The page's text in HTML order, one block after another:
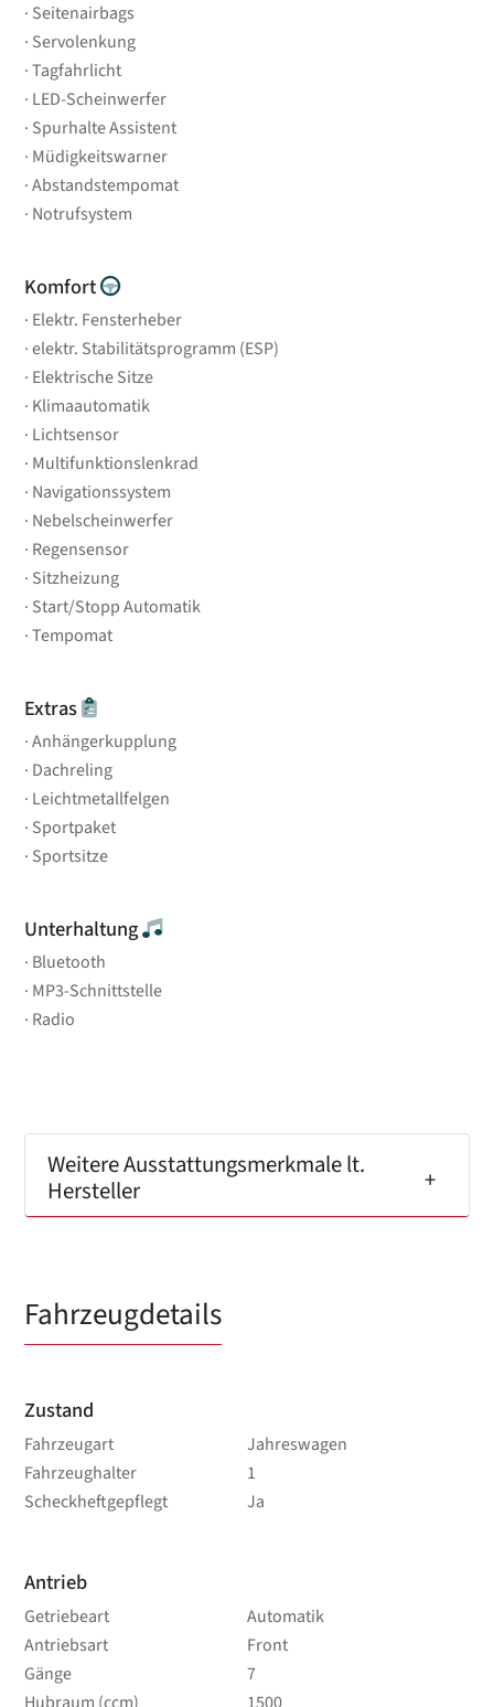
Seitenairbags
Servolenkung
Tagfahrlicht
LED-Scheinwerfer
Spurhalte Assistent
Müdigkeitswarner
Abstandstempomat
Notrufsystem
Komfort
Elektr. Fensterheber
elektr. Stabilitätsprogramm (ESP)
Elektrische Sitze
Klimaautomatik
Lichtsensor
Multifunktionslenkrad
Navigationssystem
Nebelscheinwerfer
Regensensor
Sitzheizung
Start/Stopp Automatik
Tempomat
Extras
Anhängerkupplung
Dachreling
Leichtmetallfelgen
Sportpaket
Sportsitze
Unterhaltung
Bluetooth
MP3-Schnittstelle
Radio
Weitere Ausstattungsmerkmale lt.
Hersteller
Fahrzeugdetails
Zustand
Fahrzeugart
Jahreswagen
Fahrzeughalter
1
Scheckheftgepflegt
Ja
Antrieb
Getriebeart
Automatik
Antriebsart
Front
Gänge
7